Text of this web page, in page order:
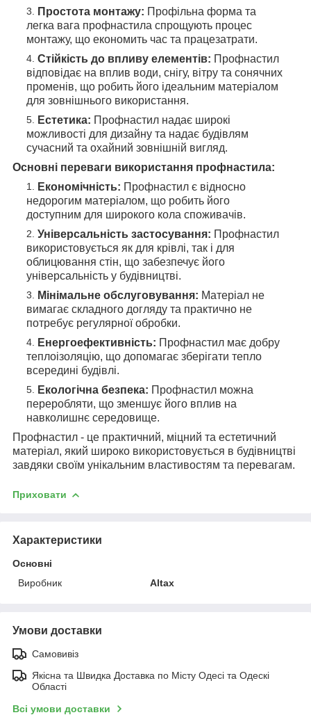
Простота монтажу: Профільна форма та
легка вага профнастила спрощують процес
монтажу, що економить час та працезатрати.
Стійкість до впливу елементів: Профнастил
відповідає на вплив води, снігу, вітру та сонячних
променів, що робить його ідеальним матеріалом
для зовнішнього використання.
Естетика: Профнастил надає широкі
можливості для дизайну та надає будівлям
сучасний та охайний зовнішній вигляд.
Основні переваги використання профнастила:
Економічність: Профнастил є відносно
недорогим матеріалом, що робить його
доступним для широкого кола споживачів.
Універсальність застосування: Профнастил
використовується як для крівлі, так і для
облицювання стін, що забезпечує його
універсальність у будівництві.
Мінімальне обслуговування: Матеріал не
вимагає складного догляду та практично не
потребує регулярної обробки.
Енергоефективність: Профнастил має добру
теплоізоляцію, що допомагає зберігати тепло
всередині будівлі.
Екологічна безпека: Профнастил можна
переробляти, що зменшує його вплив на
навколишнє середовище.
Профнастил - це практичний, міцний та естетичний
матеріал, який широко використовується в будівництві
завдяки своїм унікальним властивостям та перевагам.
Приховати
Характеристики
Основні
Виробник
Altax
Умови доставки
Самовивіз
Якісна та Швидка Доставка по Місту Одесі та Одескі
Області
Всі умови доставки